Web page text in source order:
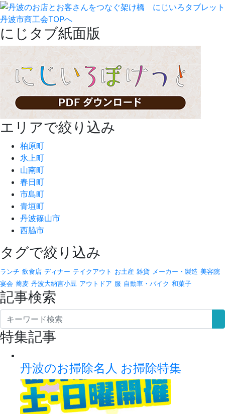
丹波市商工会TOPへ
にじタブ紙面版
エリアで絞り込み
柏原町
氷上町
山南町
春日町
市島町
青垣町
丹波篠山市
西脇市
タグで絞り込み
ランチ 飲食店 ディナー テイクアウト お土産 雑貨 メーカー・製造 美容院
宴会 蕎麦 丹波大納言小豆 アウトドア 服 自動車・バイク 和菓子
記事検索
特集記事
丹波のお掃除名人 お掃除特集